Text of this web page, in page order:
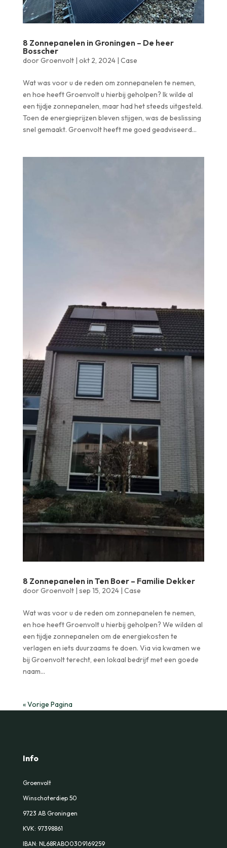
8 Zonnepanelen in Groningen – De heer
Bosscher
doorGroenvolt| okt 2, 2024| Case
Wat was voor u de reden om zonnepanelen te nemen,
en hoe heeft Groenvolt u hierbij geholpen? Ik wilde al
een tijdje zonnepanelen, maar had het steeds uitgesteld.
Toen de energieprijzen bleven stijgen, was de beslissing
snel gemaakt. Groenvolt heeft me goed geadviseerd...
8 Zonnepanelen in Ten Boer – Familie Dekker
doorGroenvolt| sep 15, 2024| Case
Wat was voor u de reden om zonnepanelen te nemen,
en hoe heeft Groenvolt u hierbij geholpen? We wilden al
een tijdje zonnepanelen om de energiekosten te
verlagen en iets duurzaams te doen. Via via kwamen we
bij Groenvolt terecht, een lokaal bedrijf met een goede
naam...
« Vorige Pagina
Info
Groenvolt
Winschoterdiep 50
9723 AB Groningen
KVK: 97398861
IBAN: NL68RABO0309169259